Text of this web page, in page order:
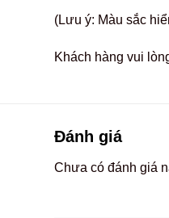
(Lưu ý: Màu sắc
Khách hàng vui
Đánh giá
Chưa có đánh giá